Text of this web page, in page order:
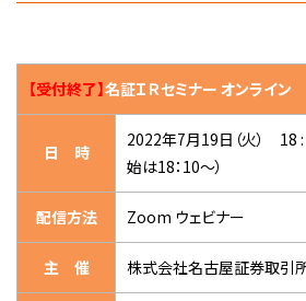
【受付終了】名証ＩＲセミナー オンライン
日 時
2022年7月19日（火） 18
始は18：10～）
配信方法 Zoom ウェビナー
主 催 株式会社名古屋証券取引